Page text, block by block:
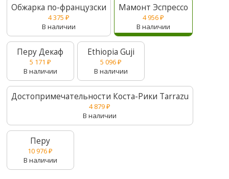
Обжарка по-французски
4 375 ₽
В наличии
Мамонт Эспрессо
4 956₽
В наличии
Перу Декаф
5 171 ₽
В наличии
Ethiopia Guji
5 096₽
В наличии
Достопримечательности Коста-Рики Tarrazu
4 879₽
В наличии
Перу
10 976₽
В наличии